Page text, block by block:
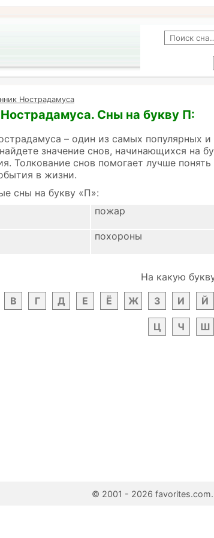
Нострадамуса
Сны на букву П:
– один из самых популярных
значение снов, начинающихся на
Толкование снов помогает лучше
в жизни.
сны на букву «П»:
пожар
похороны
На какую
В Г Д Е Ё Ж З И Й
Ц Ч Ш
© 2001 - 2026